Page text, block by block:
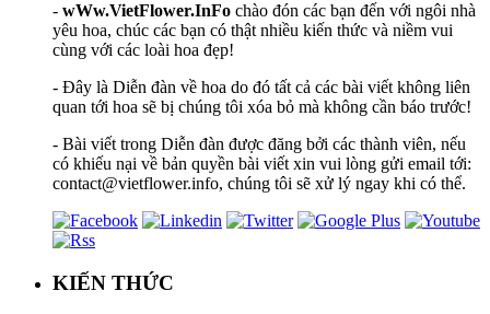
- wWw.VietFlower.InFo chào đón các bạn đến với ngôi nhà
yêu hoa, chúc các bạn có thật nhiều kiến thức và niềm vui
cùng với các loài hoa đẹp!
- Đây là Diễn đàn về hoa do đó tất cả các bài viết không liên
quan tới hoa sẽ bị chúng tôi xóa bỏ mà không cần báo trước!
- Bài viết trong Diễn đàn được đăng bởi các thành viên, nếu
có khiếu nại về bản quyền bài viết xin vui lòng gửi email tới:
contact@vietflower.info, chúng tôi sẽ xử lý ngay khi có thể.
KIẾN THỨC